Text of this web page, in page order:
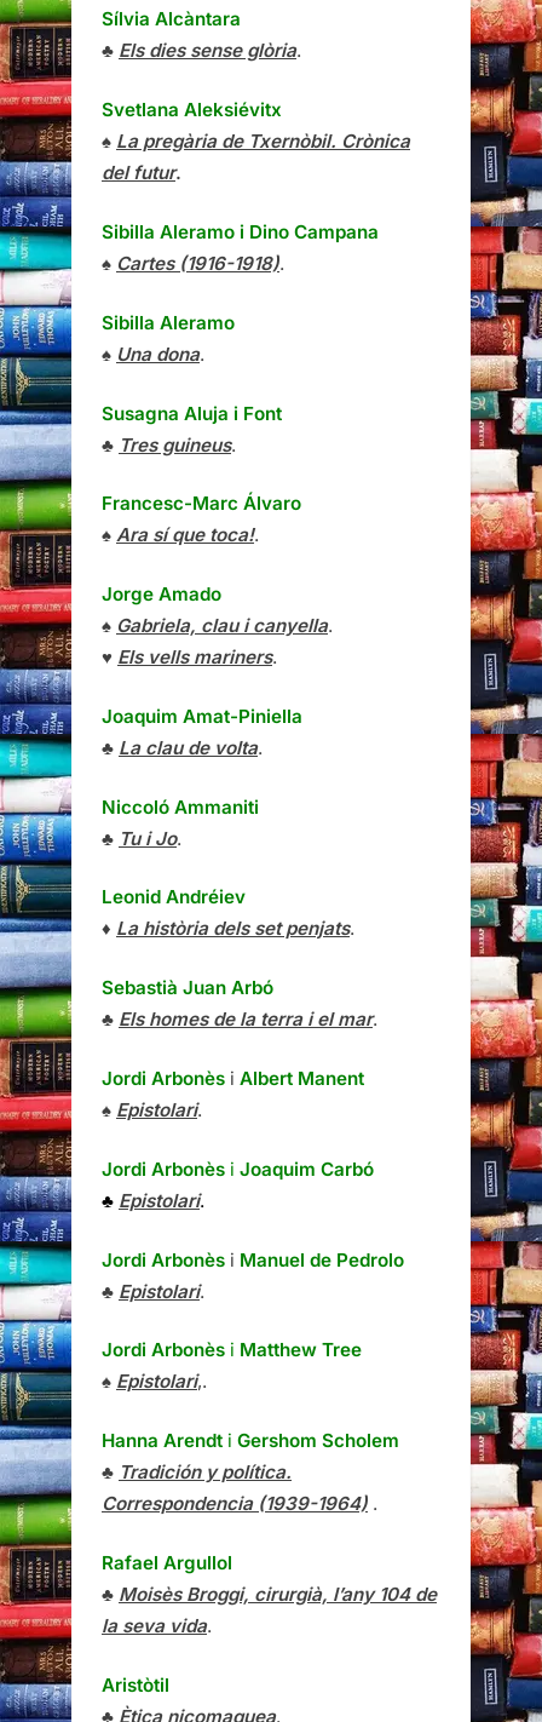
Sílvia Alcàntara
♣ Els dies sense glòria.
Svetlana Aleksiévitx
♠ La pregària de Txernòbil. Crònica
del futur.
Sibilla Aleramo i Dino Campana
♠ Cartes (1916-1918).
Sibilla Aleramo
♠ Una dona.
Susagna Aluja i Font
♣ Tres guineus.
Francesc-Marc Álvaro
♠ Ara sí que toca!.
Jorge Amado
♠ Gabriela, clau i canyella.
♥ Els vells mariners.
Joaquim Amat-Piniella
♣ La clau de volta.
Niccoló Ammaniti
♣ Tu i Jo.
Leonid Andréiev
♦ La història dels set penjats.
Sebastià Juan Arbó
♣ Els homes de la terra i el mar.
Jordi Arbonès i Albert Manent
♠ Epistolari.
Jordi Arbonès i Joaquim Carbó
♣ Epistolari.
Jordi Arbonès i Manuel de Pedrolo
♣ Epistolari.
Jordi Arbonès i Matthew Tree
♠ Epistolari,.
Hanna Arendt i Gershom Scholem
♣ Tradición y política.
Correspondencia (1939-1964) .
Rafael Argullol
♣ Moisès Broggi, cirurgià, l’any 104 de
la seva vida.
Aristòtil
♣ Ètica nicomaquea.